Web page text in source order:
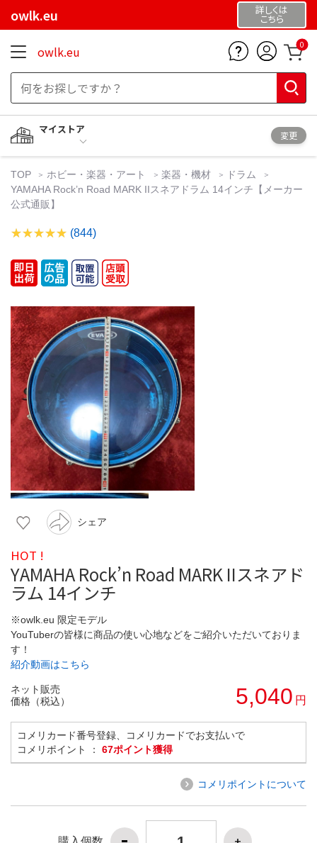
owlk.eu 詳しくは
こちら
owlk.eu 0
マイストア
変更
TOP ホビー・楽器・アート 楽器・機材
ドラム
YAMAHA Rock’n Road MARK IIスネアドラム 14インチ【メーカー
公式通販】
(844)
シェア
HOT !
YAMAHA Rock’n Road MARK IIスネアド
ラム 14インチ
※owlk.eu 限定モデル
YouTuberの皆様に商品の使い心地などをご紹介いただいておりま
す！
紹介動画はこちら
ネット販売
価格（税込）
5,040 円
コメリカード番号登録、コメリカードでお支払いで
コメリポイント ： 67ポイント獲得
コメリポイントについて